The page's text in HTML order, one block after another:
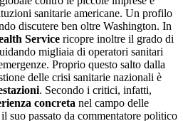
sanitarie americane. Un profilo
discutere ben oltre Washington. In
Service ricopre inoltre il grado di
migliaia di operatori sanitari
Proprio questo salto dalla
delle crisi sanitarie nazionali è
. Secondo i critici, infatti,
concreta nel campo delle
suo passato da commentatore politico